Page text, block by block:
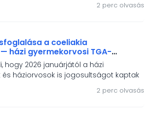
töltőinek fóruma. A rendezvény
támogatása állt.
2 perc olvasás
a coeliakia
házi gyermekorvosi TGA-
és a népességszűrés
hogy 2026 januárjától a házi
háziorvosok is jogosultságot kaptak
elleni antitest vizsgálat
gyanú esetén. Állásfoglalásunk
2 perc olvasás